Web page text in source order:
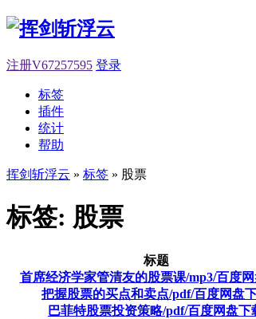
注册V67257595 登录
标签
插件
统计
帮助
挥剑斩浮云 » 标签 » 股票
标签: 股票
标题
首席经济学家管清友的股票课/mp3/百度
把握股票的买点和卖点/pdf/百度网盘
巴菲特股票投资策略/pdf/百度网盘下